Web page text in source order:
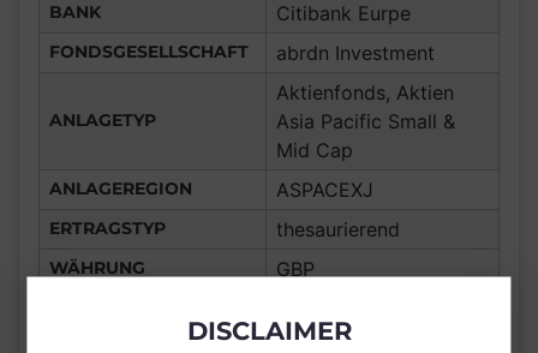
BANK Citibank Eurpe
FONDSGESELLSCHAFT abrdn Investment
ANLAGETYP
Aktienfonds, Aktien
Asia Pacific Small &
Mid Cap
ANLAGEREGION ASPACEXJ
ERTRAGSTYP thesaurierend
WÄHRUNG GBP
Deutschland, Spanien,
DISCLAIMER